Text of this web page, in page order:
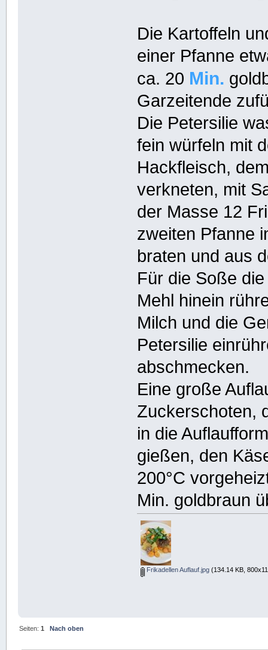
Die Kartoffeln
einer Pfanne
ca. 20 Min.
Garzeitende
Die Petersilie
fein würfeln mit
Hackfleisch,
verkneten, mit
der Masse 12
zweiten Pfanne
braten und aus
Für die Soße
Mehl hinein
Milch und die
Petersilie
abschmecken.
Eine große
Zuckerschoten,
in die
gießen, den
200°C
Min. goldbraun
Frikadellen Auflauf.jpg(134.14 KB,
Seiten:1 Nach oben